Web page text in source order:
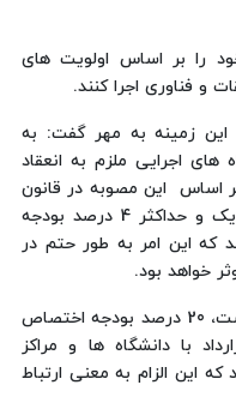
را بر اساس اولویت های
و فناوری اجرا کنند.
این زمینه به مهر گفت: به
بند واو تبصره 9 دستگاه های اجرایی ملزم به انعقاد
اساس این مصوبه در قانون
بودجه 86 دستگاه ها موظفند حداقل یک و حداکثر 4 درصد بودجه
این امر به طور حتم در
خواهد بود.
وی افزود: در این مصوبه تأکید شده است، 20 درصد بودجه اختصاص
با دانشگاه ها و مراکز
الزام به معنی ارتباط